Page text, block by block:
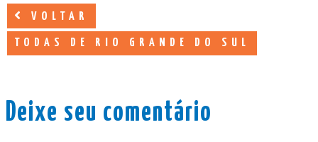
VOLTAR
TODAS DE RIO GRANDE DO SUL
Deixe seu comentário